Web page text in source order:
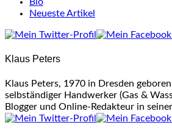
following
tabs
content
Neueste Artikel
Klaus Peters
Klaus Peters, 1970 in Dresden
selbständiger Handwerker (Gas &
Blogger und Online-Redakteur in